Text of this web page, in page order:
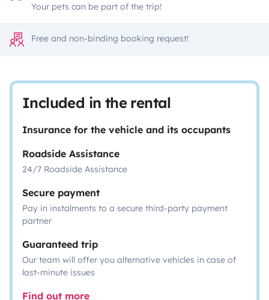
Your pets can be part of the trip!
Free and non-binding booking request!
Included in the rental
Insurance for the vehicle and its occupants
Roadside Assistance
24/7 Roadside Assistance
Secure payment
Pay in instalments to a secure third-party payment
partner
Guaranteed trip
Our team will offer you alternative vehicles in case of
last-minute issues
Find out more